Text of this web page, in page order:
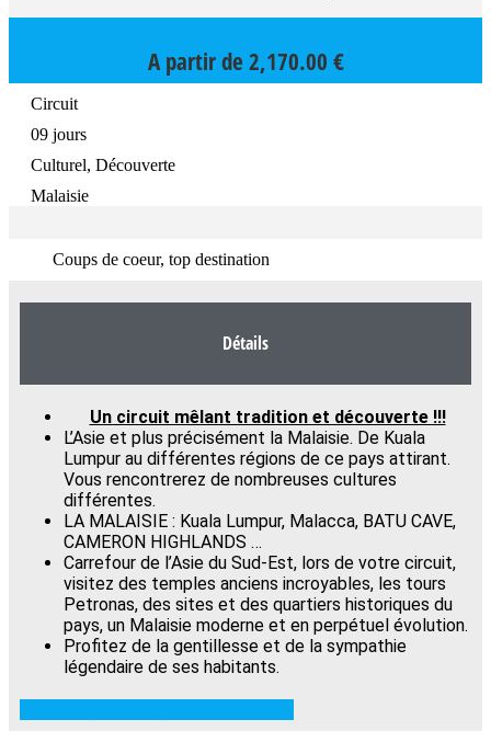
A partir de 2,170.00 €
Circuit
09 jours
Culturel, Découverte
Malaisie
Coups de coeur, top destination
Détails
Un circuit mêlant tradition et découverte !!!
L’Asie et plus précisément la Malaisie. De Kuala
Lumpur au différentes régions de ce pays attirant.
Vous rencontrerez de nombreuses cultures
différentes.
LA MALAISIE : Kuala Lumpur, Malacca, BATU CAVE,
CAMERON HIGHLANDS …
Carrefour de l’Asie du Sud-Est, lors de votre circuit,
visitez des temples anciens incroyables, les tours
Petronas, des sites et des quartiers historiques du
pays, un Malaisie moderne et en perpétuel évolution.
Profitez de la gentillesse et de la sympathie
légendaire de ses habitants.